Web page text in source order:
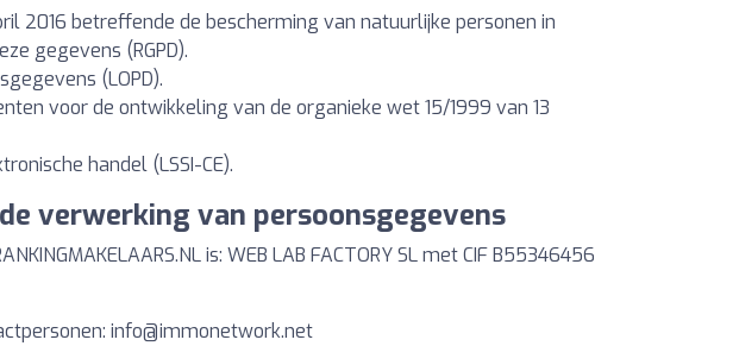
2016 betreffende de bescherming van natuurlijke personen in
gegevens (RGPD).
(LOPD).
voor de ontwikkeling van de organieke wet 15/1999 van 13
handel (LSSI-CE).
verwerking van persoonsgegevens
is: WEB LAB FACTORY SL met CIF B55346456
info@immonetwork.net